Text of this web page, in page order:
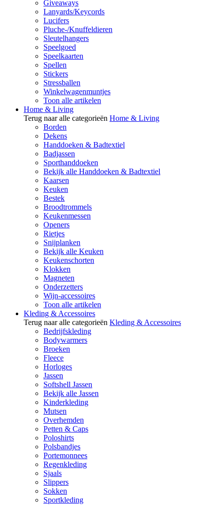
Giveaways
Lanyards/Keycords
Lucifers
Pluche-/Knuffeldieren
Sleutelhangers
Speelgoed
Speelkaarten
Spellen
Stickers
Stressballen
Winkelwagenmuntjes
Toon alle artikelen
Home & Living
Terug naar alle categorieën Home & Living
Borden
Dekens
Handdoeken & Badtextiel
Badjassen
Sporthanddoeken
Bekijk alle Handdoeken & Badtextiel
Kaarsen
Keuken
Bestek
Broodtrommels
Keukenmessen
Openers
Rietjes
Snijplanken
Bekijk alle Keuken
Keukenschorten
Klokken
Magneten
Onderzetters
Wijn-accessoires
Toon alle artikelen
Kleding & Accessoires
Terug naar alle categorieën Kleding & Accessoires
Bedrijfskleding
Bodywarmers
Broeken
Fleece
Horloges
Jassen
Softshell Jassen
Bekijk alle Jassen
Kinderkleding
Mutsen
Overhemden
Petten & Caps
Poloshirts
Polsbandjes
Portemonnees
Regenkleding
Sjaals
Slippers
Sokken
Sportkleding